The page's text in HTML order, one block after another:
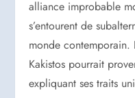
alliance improbable
s’entourent de
monde contemporain.
Kakistos pourrait
expliquant ses traits